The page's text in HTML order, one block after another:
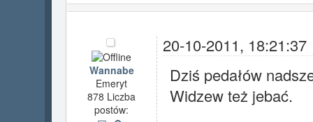
Wannabe
Emeryt
878 Liczba
postów:
20-10-2011, 18:21:37
Dziś pedałów
Widzew też jebać.